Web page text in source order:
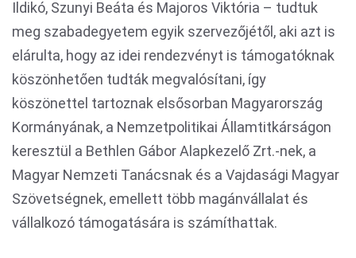
Ildikó, Szunyi Beáta és Majoros Viktória – tudtuk
meg szabadegyetem egyik szervezőjétől, aki azt is
elárulta, hogy az idei rendezvényt is támogatóknak
köszönhetően tudták megvalósítani, így
köszönettel tartoznak elsősorban Magyarország
Kormányának, a Nemzetpolitikai Államtitkárságon
keresztül a Bethlen Gábor Alapkezelő Zrt.-nek, a
Magyar Nemzeti Tanácsnak és a Vajdasági Magyar
Szövetségnek, emellett több magánvállalat és
vállalkozó támogatására is számíthattak.